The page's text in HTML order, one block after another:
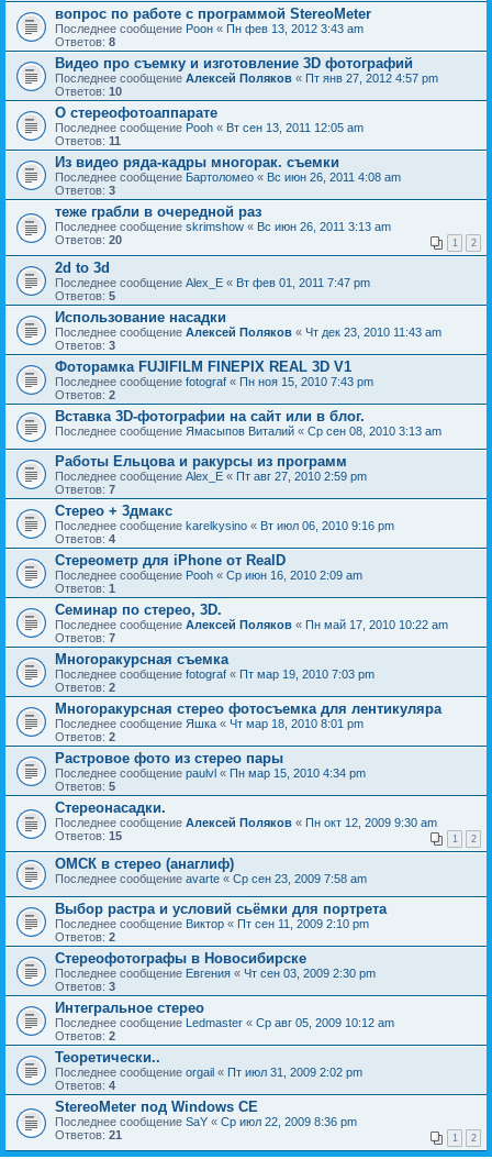
вопрос по работе с программой StereoMeter
Последнее сообщение Pоон « Пн фев 13, 2012 3:43 am
Ответов: 8
Видео про съемку и изготовление 3D фотографий
Последнее сообщение Алексей Поляков « Пт янв 27, 2012 4:57 pm
Ответов: 10
О стереофотоаппарате
Последнее сообщение Pooh « Вт сен 13, 2011 12:05 am
Ответов: 11
Из видео ряда-кадры многорак. съемки
Последнее сообщение Бартоломео « Вс июн 26, 2011 4:08 am
Ответов: 3
теже грабли в очередной раз
Последнее сообщение skrimshow « Вс июн 26, 2011 3:13 am
Ответов: 20 1 2
2d to 3d
Последнее сообщение Alex_E « Вт фев 01, 2011 7:47 pm
Ответов: 5
Использование насадки
Последнее сообщение Алексей Поляков « Чт дек 23, 2010 11:43 am
Ответов: 3
Фоторамка FUJIFILM FINEPIX REAL 3D V1
Последнее сообщение fotograf « Пн ноя 15, 2010 7:43 pm
Ответов: 2
Вставка 3D-фотографии на сайт или в блог.
Последнее сообщение Ямасыпов Виталий « Ср сен 08, 2010 3:13 am
Работы Ельцова и ракурсы из программ
Последнее сообщение Alex_E « Пт авг 27, 2010 2:59 pm
Ответов: 7
Стерео + 3дмакс
Последнее сообщение karelkysino « Вт июл 06, 2010 9:16 pm
Ответов: 4
Стереометр для iPhone от RealD
Последнее сообщение Pooh « Ср июн 16, 2010 2:09 am
Ответов: 1
Cеминар по стерео, 3D.
Последнее сообщение Алексей Поляков « Пн май 17, 2010 10:22 am
Ответов: 7
Многоракурсная съемка
Последнее сообщение fotograf « Пт мар 19, 2010 7:03 pm
Ответов: 2
Многоракурсная стерео фотосъемка для лентикуляра
Последнее сообщение Яшка « Чт мар 18, 2010 8:01 pm
Ответов: 2
Растровое фото из стерео пары
Последнее сообщение paulvl « Пн мар 15, 2010 4:34 pm
Ответов: 5
Стереонасадки.
Последнее сообщение Алексей Поляков « Пн окт 12, 2009 9:30 am
Ответов: 15 1 2
ОМСК в стерео (анаглиф)
Последнее сообщение avarte « Ср сен 23, 2009 7:58 am
Выбор растра и условий сьёмки для портрета
Последнее сообщение Виктор « Пт сен 11, 2009 2:10 pm
Ответов: 2
Стереофотографы в Новосибирске
Последнее сообщение Евгения « Чт сен 03, 2009 2:30 pm
Ответов: 3
Интегральное стерео
Последнее сообщение Ledmaster « Ср авг 05, 2009 10:12 am
Ответов: 2
Теоретически..
Последнее сообщение orgail « Пт июл 31, 2009 2:02 pm
Ответов: 4
StereoMeter под Windows CE
Последнее сообщение SaY « Ср июл 22, 2009 8:36 pm
Ответов: 21 1 2